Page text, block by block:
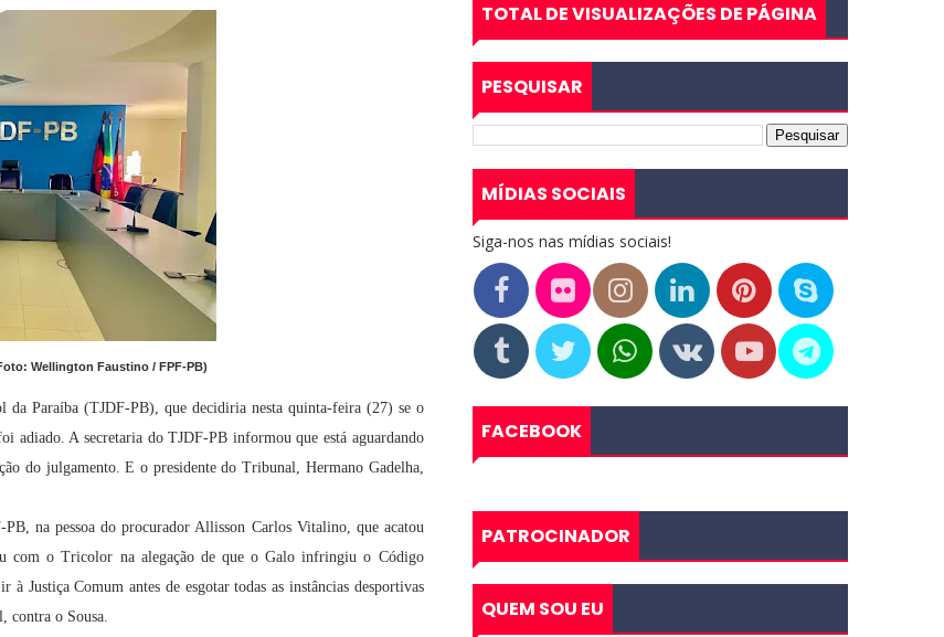
Wellington Faustino / FPF-PB)
Paraíba (TJDF-PB), que decidiria nesta quinta-feira (27) se o
adiado. A secretaria do TJDF-PB informou que está aguardando
do julgamento. E o presidente do Tribunal, Hermano Gadelha,
na pessoa do procurador Allisson Carlos Vitalino, que acatou
com o Tricolor na alegação de que o Galo infringiu o Código
Justiça Comum antes de esgotar todas as instâncias desportivas
contra o Sousa.
TOTAL DE VISUALIZAÇÕES DE PÁGINA
PESQUISAR
MÍDIAS SOCIAIS
Siga-nos nas mídias sociais!
FACEBOOK
PATROCINADOR
QUEM SOU EU